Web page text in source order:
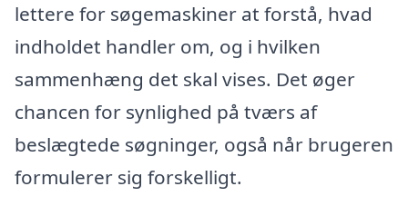
lettere for søgemaskiner at forstå, hvad
indholdet handler om, og i hvilken
sammenhæng det skal vises. Det øger
chancen for synlighed på tværs af
beslægtede søgninger, også når brugeren
formulerer sig forskelligt.